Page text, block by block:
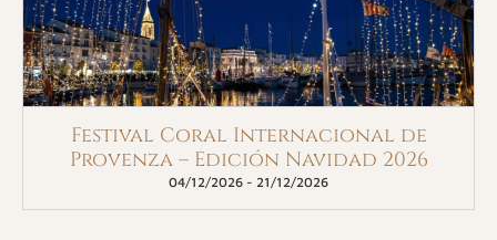
Festival Coral Internacional de
Provenza – Edición Navidad 2026
04/12/2026 - 21/12/2026